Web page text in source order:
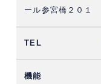
ール参宮橋２０１